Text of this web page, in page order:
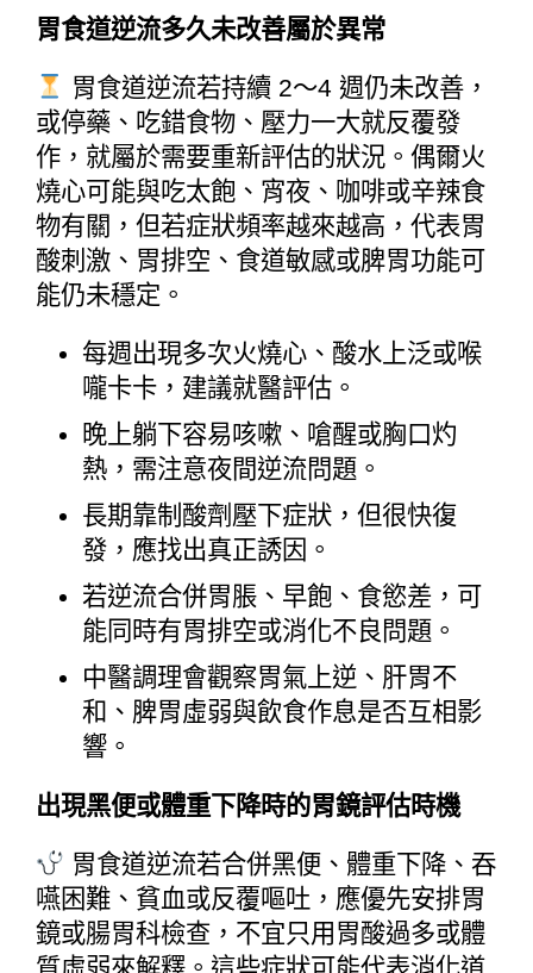
胃食道逆流多久未改善屬於異常
胃食道逆流若持續 2～4 週仍未改善，
或停藥、吃錯食物、壓力一大就反覆發
作，就屬於需要重新評估的狀況。偶爾火
燒心可能與吃太飽、宵夜、咖啡或辛辣食
物有關，但若症狀頻率越來越高，代表胃
酸刺激、胃排空、食道敏感或脾胃功能可
能仍未穩定。
每週出現多次火燒心、酸水上泛或喉
嚨卡卡，建議就醫評估。
晚上躺下容易咳嗽、嗆醒或胸口灼
熱，需注意夜間逆流問題。
長期靠制酸劑壓下症狀，但很快復
發，應找出真正誘因。
若逆流合併胃脹、早飽、食慾差，可
能同時有胃排空或消化不良問題。
中醫調理會觀察胃氣上逆、肝胃不
和、脾胃虛弱與飲食作息是否互相影
響。
出現黑便或體重下降時的胃鏡評估時機
胃食道逆流若合併黑便、體重下降、吞
嚥困難、貧血或反覆嘔吐，應優先安排胃
鏡或腸胃科檢查，不宜只用胃酸過多或體